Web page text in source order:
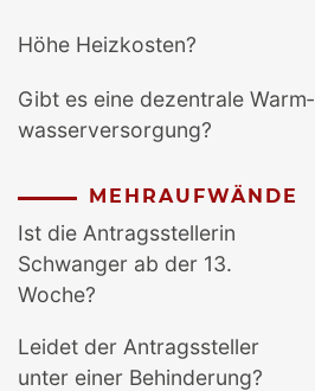
Höhe Heizkosten?
Gibt es eine de­zentrale Warm­
wasser­versorgung?
MEHRAUFWÄNDE
Ist die Antrags­stellerin
Schwanger ab der 13.
Woche?
Leidet der Antrags­steller
unter einer Behinderung?